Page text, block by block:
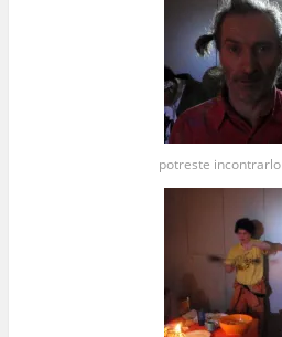
potreste incontrarlo